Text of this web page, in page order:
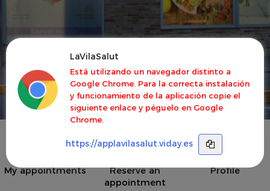
LaVilaSalut
Está utilizando un navegador distinto a
Google Chrome. Para la correcta instalación
y funcionamiento de la aplicación copie el
siguiente enlace y péguelo en Google
Chrome.
https://applavilasalut.viday.es
My appointments
Reserve an
appointment
Profile